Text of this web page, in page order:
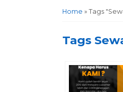
Home » Tags
Tags